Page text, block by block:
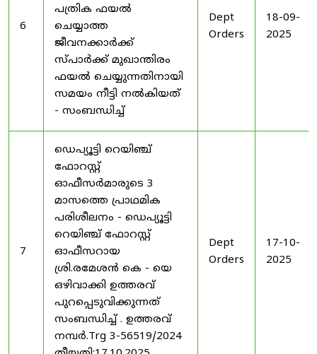
6
പത്രിക ഫയൽ
ചെയ്യാത്ത
ജീവനക്കാർക്ക്
സ്പാർക്ക് മുഖാന്തിരം
ഫയൽ ചെയ്യുന്നതിനായി
സമയം നീട്ടി നൽകിയത്
- സംബന്ധിച്ച്
Dept
Orders
18-09-
2025
7
ഡെപ്യൂട്ടി റെയിഞ്ച്
ഫോറസ്റ്റ്
ഓഫീസർമാരുടെ 3
മാസത്തെ പ്രാഥമിക
പരിശീലനം - ഡെപ്യൂട്ടി
റെയിഞ്ച് ഫോറസ്റ്റ്
ഓഫീസറായ
ശ്രി.രമേശൻ കെ - യെ
ഒഴിവാക്കി ഉത്തരവ്
പുറപ്പെടുവിക്കുന്നത്
സംബന്ധിച്ച് . ഉത്തരവ്
നമ്പർ.Trg 3-56519/2024
Dept
Orders
17-10-
2025